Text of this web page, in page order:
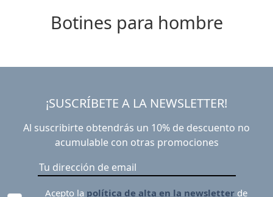
Botines para hombre
¡SUSCRÍBETE A LA NEWSLETTER!
Al suscribirte obtendrás un 10% de descuento no
acumulable con otras promociones
Acepto la política de alta en la newsletter de